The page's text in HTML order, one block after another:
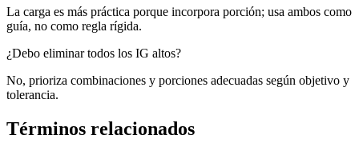
La carga es más práctica porque incorpora porción; usa ambos como
guía, no como regla rígida.
¿Debo eliminar todos los IG altos?
No, prioriza combinaciones y porciones adecuadas según objetivo y
tolerancia.
Términos relacionados